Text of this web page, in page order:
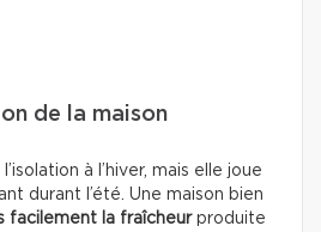
de la maison
à l’hiver, mais elle joue
durant l’été. Une maison bien
facilement la fraîcheurproduite